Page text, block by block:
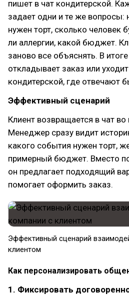
пишет в чат кондитерской.
задает одни и те же вопросы:
нужен торт, сколько человек
ли аллергии, какой бюджет.
заново все объяснять. В итоге
откладывает заказ или
кондитерской, где отвечают
Эффективный сценарий
Клиент возвращается в чат во
Менеджер сразу видит
какого события нужен торт,
примерный бюджет. Вместо
он предлагает подходящий
помогает оформить заказ.
Эффективный сценарий
клиентом
Как персонализировать
1. Фиксировать